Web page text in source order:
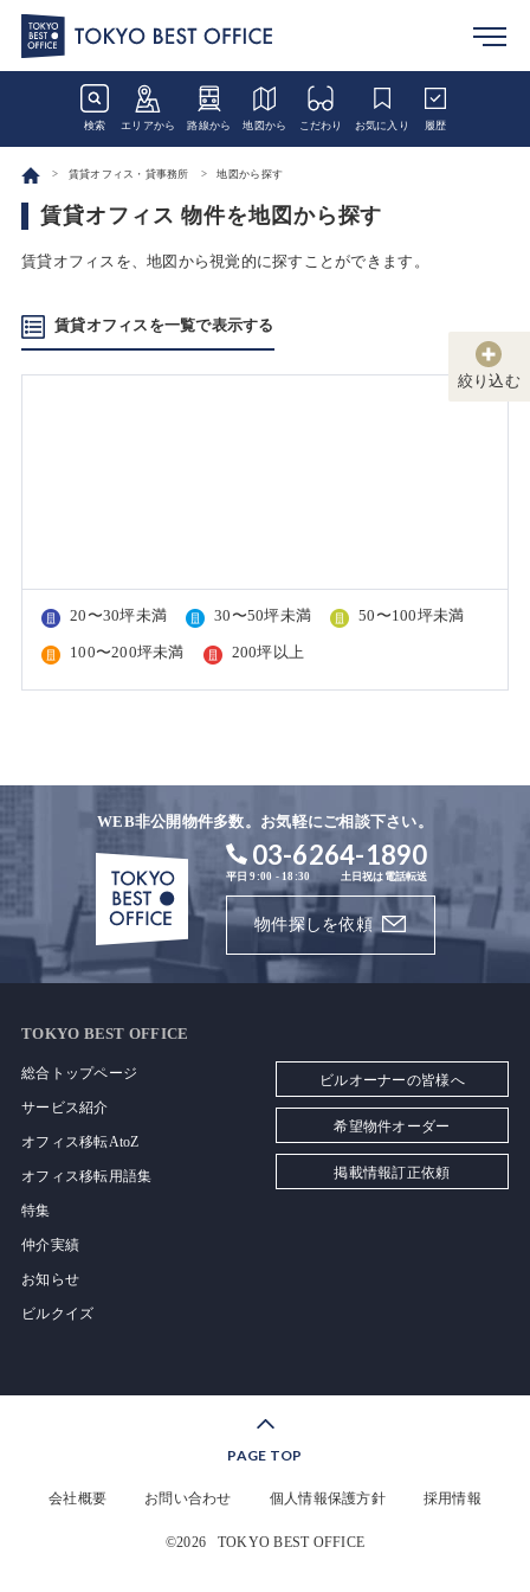
検索 エリアから 路線から 地図から こだわり お気に入り 履歴
賃貸オフィス・貸事務所 地図から探す
賃貸オフィス 物件を地図から探す
賃貸オフィスを、地図から視覚的に探すことができます。
賃貸オフィスを一覧で表示する
絞り込む
20〜30坪未満 30〜50坪未満 50〜100坪未満
100〜200坪未満 200坪以上
WEB非公開物件多数。お気軽にご相談下さい。
03-6264-1890
平日 9:00 - 18:30 土日祝は電話転送
物件探しを依頼
TOKYO BEST OFFICE
総合トップページ
サービス紹介
オフィス移転AtoZ
オフィス移転用語集
特集
仲介実績
お知らせ
ビルクイズ
ビルオーナーの皆様へ
希望物件オーダー
掲載情報訂正依頼
PAGE TOP
会社概要 お問い合わせ 個人情報保護方針 採用情報
©2026 TOKYO BEST OFFICE